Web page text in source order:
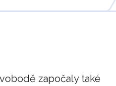
započaly také